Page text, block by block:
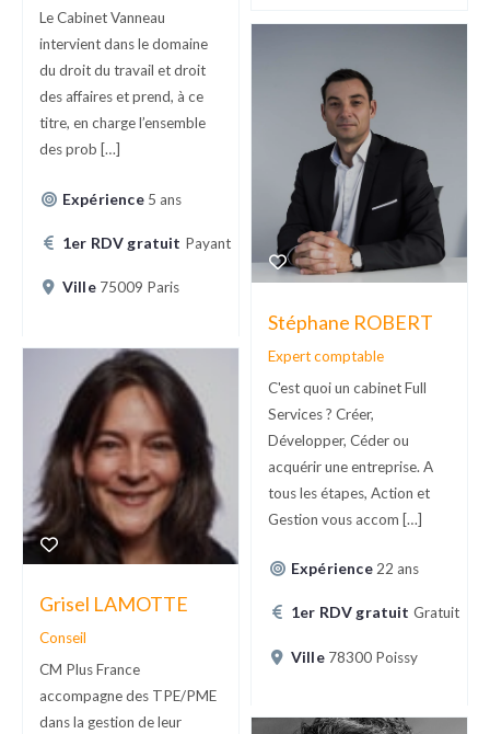
Le Cabinet Vanneau
intervient dans le domaine
du droit du travail et droit
des affaires et prend, à ce
titre, en charge l’ensemble
des prob […]
Expérience 5 ans
1er RDV gratuit Payant
Ville 75009 Paris
Grisel LAMOTTE
Conseil
CM Plus France
accompagne des TPE/PME
dans la gestion de leur
Stéphane ROBERT
Expert comptable
C'est quoi un cabinet Full
Services ? Créer,
Développer, Céder ou
acquérir une entreprise. A
tous les étapes, Action et
Gestion vous accom […]
Expérience 22 ans
1er RDV gratuit Gratuit
Ville 78300 Poissy